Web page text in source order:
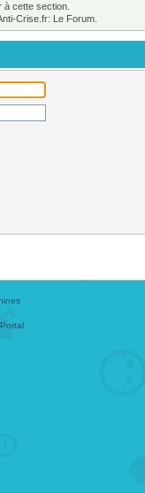
à cette section.
Crise.fr: Le Forum.